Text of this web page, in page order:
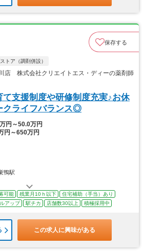
保存する
トア（調剤併設）
店 株式会社クリエイトエス・ディーの薬剤師
て支援制度や研修制度充実♪お休
クライフバランス◎
円～50.0万円
円～650万円
鴨駅
可能 残業月10ｈ以下
住宅補助（手当）あり
アップ 駅チカ 店舗数30以上 積極採用中
この求人に興味がある